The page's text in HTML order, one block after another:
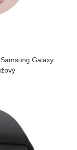
Galaxy